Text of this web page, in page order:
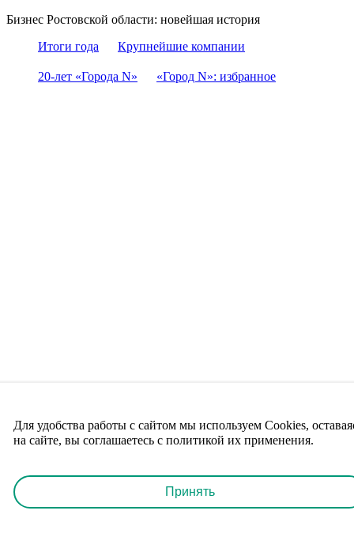
Бизнес Ростовской области: новейшая история
Итоги года
Крупнейшие компании
20-лет «Города N» «Город N»: избранное
Для удобства работы с сайтом мы используем Cookies,
на сайте, вы соглашаетесь с политикой их применения.
Принять